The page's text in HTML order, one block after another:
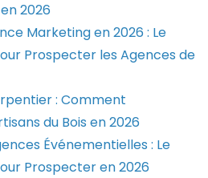
2026
Marketing en 2026 : Le
Prospecter les Agences de
: Comment
du Bois en 2026
Événementielles : Le
Prospecter en 2026